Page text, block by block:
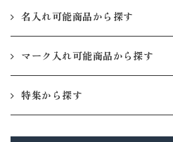
名入れ可能商品から探す
マーク入れ可能商品から探す
特集から探す